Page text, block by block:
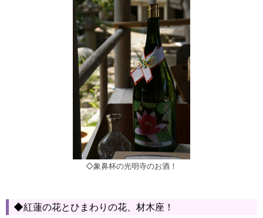
◇象鼻杯の光明寺のお酒！
◆紅蓮の花とひまわりの花、材木座！